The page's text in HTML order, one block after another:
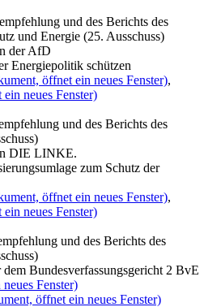
und des Berichts des
und Energie (25. Ausschuss)
der AfD
Energiepolitik schützen
öffnet ein neues Fenster),
neues Fenster)
und des Berichts des
DIE LINKE.
zum Schutz der
öffnet ein neues Fenster),
neues Fenster)
und des Berichts des
Bundesverfassungsgericht 2 BvE
Fenster)
öffnet ein neues Fenster)